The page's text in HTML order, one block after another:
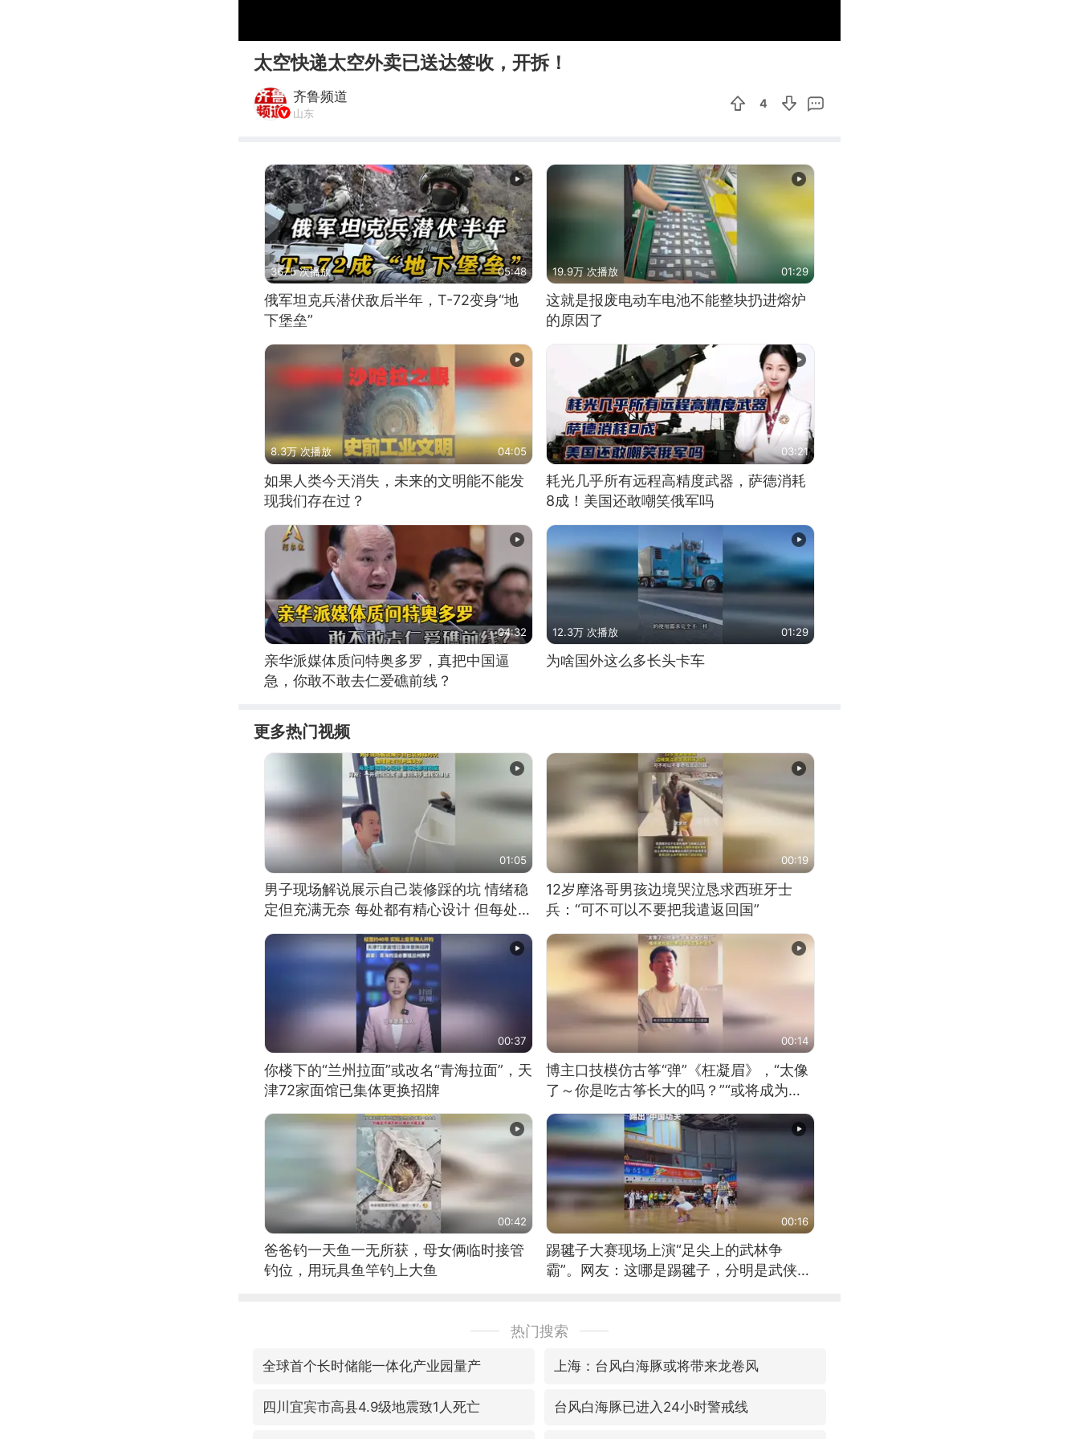
太空快递太空外卖已送达签收，开拆！
齐鲁频道
山东
4
3675 次播放 05:48
俄军坦克兵潜伏敌后半年，T-72变身“地
下堡垒”
19.9万 次播放 01:29
这就是报废电动车电池不能整块扔进熔炉
的原因了
8.3万 次播放 04:05
如果人类今天消失，未来的文明能不能发
现我们存在过？
03:21
耗光几乎所有远程高精度武器，萨德消耗
8成！美国还敢嘲笑俄军吗
04:32
亲华派媒体质问特奥多罗，真把中国逼
急，你敢不敢去仁爱礁前线？
12.3万 次播放 01:29
为啥国外这么多长头卡车
更多热门视频
01:05
男子现场解说展示自己装修踩的坑 情绪稳
定但充满无奈 每处都有精心设计 但每处都
00:19
12岁摩洛哥男孩边境哭泣恳求西班牙士
兵：“可不可以不要把我遣返回国”
00:37
你楼下的“兰州拉面”或改名“青海拉面”，天
津72家面馆已集体更换招牌
00:14
博主口技模仿古筝“弹”《枉凝眉》，“太像
了～你是吃古筝长大的吗？”“或将成为首
位考级不带古筝的选手。”（来源：新华每
日电讯）
00:42
爸爸钓一天鱼一无所获，母女俩临时接管
钓位，用玩具鱼竿钓上大鱼
00:16
踢毽子大赛现场上演“足尖上的武林争
霸”。网友：这哪是踢毽子，分明是武侠片
热门搜索
全球首个长时储能一体化产业园量产 上海：台风白海豚或将带来龙卷风
四川宜宾市高县4.9级地震致1人死亡 台风白海豚已进入24小时警戒线